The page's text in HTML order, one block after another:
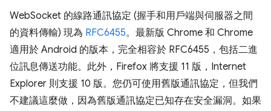
WebSocket 的線路通訊協定 (握手和用戶端與伺服器之間
的資料傳輸) 現為 RFC6455。最新版 Chrome 和 Chrome
適用於 Android 的版本，完全相容於 RFC6455，包括二進
位訊息傳送功能。此外，Firefox 將支援 11 版，Internet
Explorer 則支援 10 版。您仍可使用舊版通訊協定，但我們
不建議這麼做，因為舊版通訊協定已知存在安全漏洞。如果